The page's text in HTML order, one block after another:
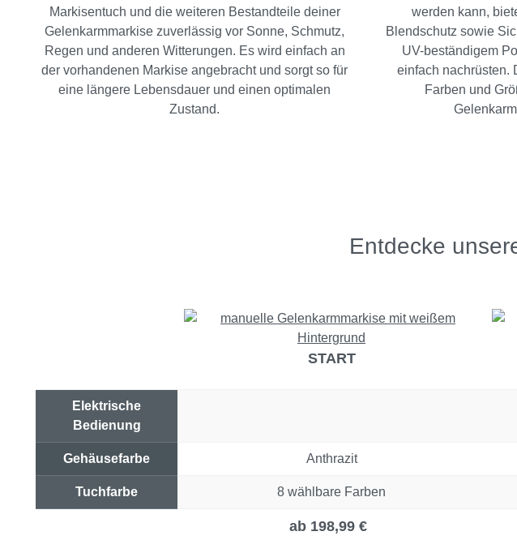
Markisentuch und die weiteren Bestandteile deiner
Gelenkarmmarkise zuverlässig vor Sonne, Schmutz,
Regen und anderen Witterungen. Es wird einfach an
der vorhandenen Markise angebracht und sorgt so für
eine längere Lebensdauer und einen optimalen
Zustand.
werden kann,
Blendschutz sowie
UV-beständigem
einfach nachrüsten.
Farben und
Entdecke
START
Elektrische
Bedienung
Gehäusefarbe Anthrazit
Tuchfarbe 8 wählbare Farben
ab 198,99 €